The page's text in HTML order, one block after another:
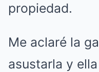
propiedad.
Me aclaré la
asustarla y